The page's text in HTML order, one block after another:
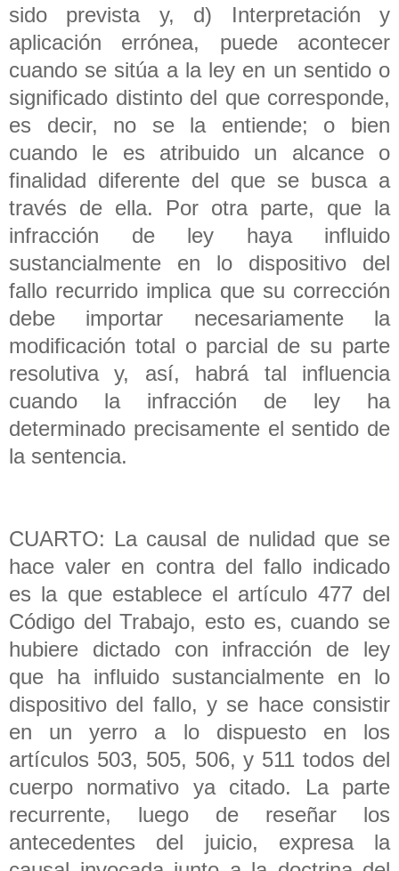
sido prevista y, d) Interpretación y
aplicación errónea, puede acontecer
cuando se sitúa a la ley en un sentido o
significado distinto del que corresponde,
es decir, no se la entiende; o bien
cuando le es atribuido un alcance o
finalidad diferente del que se busca a
través de ella. Por otra parte, que la
infracción de ley haya influido
sustancialmente en lo dispositivo del
fallo recurrido implica que su corrección
debe importar necesariamente la
modificación total o parcial de su parte
resolutiva y, así, habrá tal influencia
cuando la infracción de ley ha
determinado precisamente el sentido de
la sentencia.
CUARTO: La causal de nulidad que se
hace valer en contra del fallo indicado
es la que establece el artículo 477 del
Código del Trabajo, esto es, cuando se
hubiere dictado con infracción de ley
que ha influido sustancialmente en lo
dispositivo del fallo, y se hace consistir
en un yerro a lo dispuesto en los
artículos 503, 505, 506, y 511 todos del
cuerpo normativo ya citado. La parte
recurrente, luego de reseñar los
antecedentes del juicio, expresa la